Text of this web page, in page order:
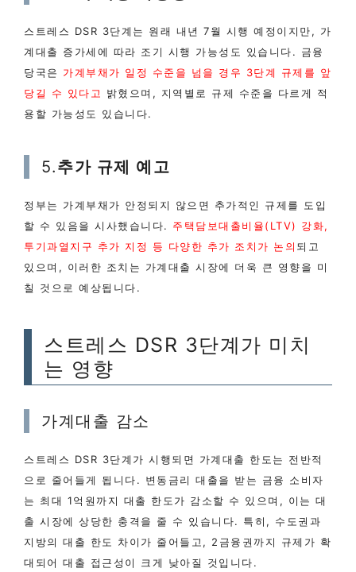
스트레스 DSR 3단계는 원래 내년 7월 시행 예정이지만, 가
계대출 증가세에 따라 조기 시행 가능성도 있습니다. 금융
당국은 가계부채가 일정 수준을 넘을 경우 3단계 규제를 앞
당길 수 있다고
밝혔으며, 지역별로 규제 수준을 다르게 적
용할 가능성도 있습니다.
5.추가 규제 예고
정부는 가계부채가 안정되지 않으면 추가적인 규제를 도입
할 수 있음을 시사했습니다. 주택담보대출비율(LTV) 강화,
투기과열지구 추가 지정 등 다양한 추가 조치가 논의 되고
있으며, 이러한 조치는 가계대출 시장에 더욱 큰 영향을 미
칠 것으로 예상됩니다.
스트레스 DSR 3단계가 미치
는 영향
가계대출 감소
스트레스 DSR 3단계가 시행되면 가계대출 한도는 전반적
으로 줄어들게 됩니다. 변동금리 대출을 받는 금융 소비자
는 최대 1억원까지 대출 한도가 감소할 수 있으며, 이는 대
출 시장에 상당한 충격을 줄 수 있습니다. 특히, 수도권과
지방의 대출 한도 차이가 줄어들고, 2금융권까지 규제가 확
대되어 대출 접근성이 크게 낮아질 것입니다.